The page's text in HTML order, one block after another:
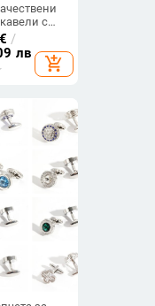
с
покритие
сплав,
мъжки
€ /
лв
add_shopping_cart